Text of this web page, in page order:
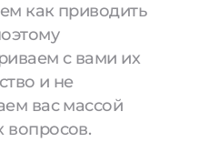
как приводить
с вами их
и не
вас массой
вопросов.